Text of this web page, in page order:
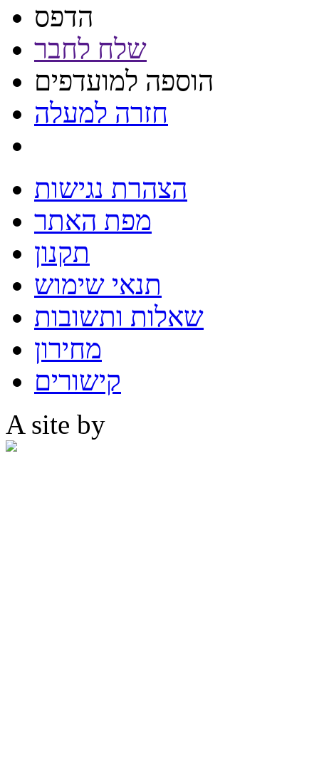
הדפס
שלח לחבר
הוספה למועדפים
חזרה למעלה
הצהרת נגישות
מפת האתר
תקנון
תנאי שימוש
שאלות ותשובות
מחירון
קישורים
A site by